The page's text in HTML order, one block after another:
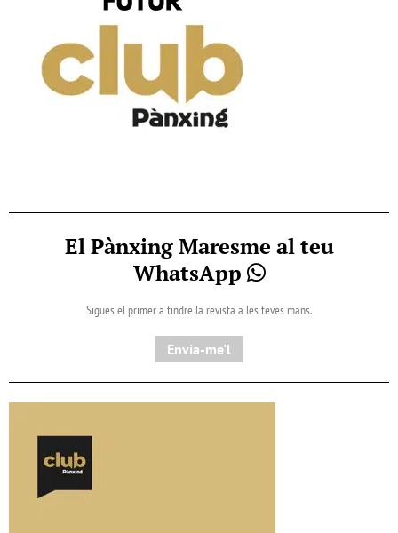
El Pànxing Maresme al teu
WhatsApp
Sigues el primer a tindre la revista a les teves mans.
Envia-me'l